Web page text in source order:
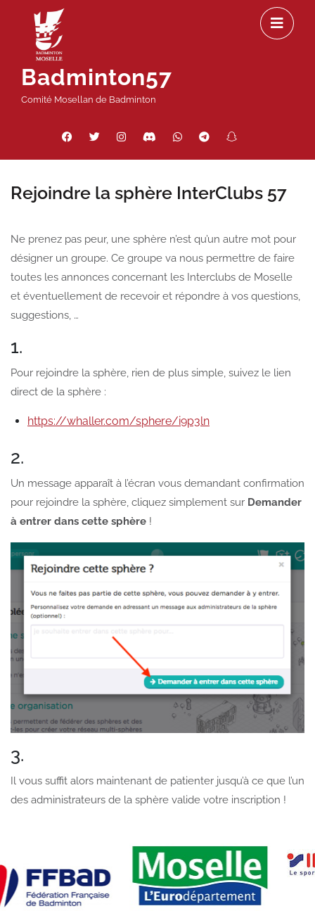
contenu
Badminton57
Comité Mosellan de Badminton
Facebook
Twitter InstagramDiscordWhatsAppTelegram
Rejoindre la sphère InterClubs 57
Ne prenez pas peur, une sphère n’est qu’un autre mot pour
désigner un groupe. Ce groupe va nous permettre de faire
toutes les annonces concernant les Interclubs de Moselle
et éventuellement de recevoir et répondre à vos questions,
suggestions, …
1.
Pour rejoindre la sphère, rien de plus simple, suivez le lien
direct de la sphère :
https://whaller.com/sphere/i9p3ln
2.
Un message apparaît à l’écran vous demandant confirmation
pour rejoindre la sphère, cliquez simplement sur Demander
à entrer dans cette sphère !
3.
Il vous suffit alors maintenant de patienter jusqu’à ce que l’un
des administrateurs de la sphère valide votre inscription !